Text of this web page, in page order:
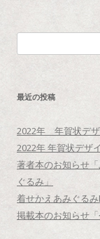
索
最近の投稿
2022年 年賀状デ
2022年 年賀状デザ
著者本のお知らせ
ぐるみ」
着せかえあみぐる
掲載本のお知らせ